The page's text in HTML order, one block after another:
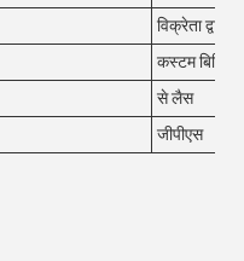
विक्रेता द्वारा
कस्टम
से लैस
जीपीएस